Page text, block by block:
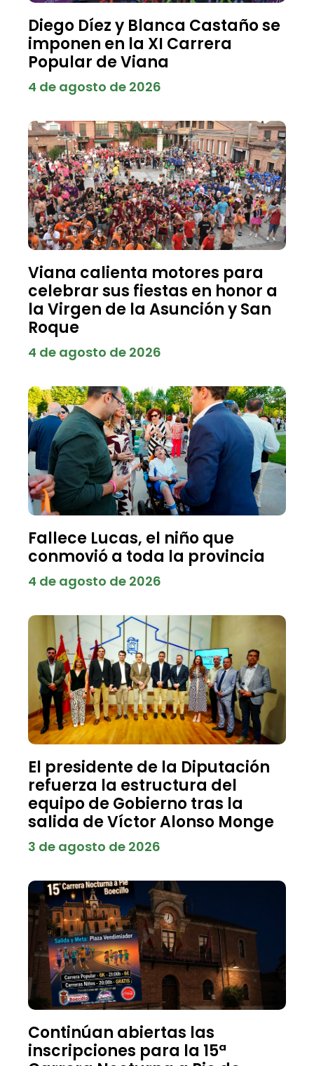
Diego Díez y Blanca Castaño se
imponen en la XI Carrera
Popular de Viana
4 de agosto de 2026
Viana calienta motores para
celebrar sus fiestas en honor a
la Virgen de la Asunción y San
Roque
4 de agosto de 2026
Fallece Lucas, el niño que
conmovió a toda la provincia
4 de agosto de 2026
El presidente de la Diputación
refuerza la estructura del
equipo de Gobierno tras la
salida de Víctor Alonso Monge
3 de agosto de 2026
Continúan abiertas las
inscripciones para la 15ª